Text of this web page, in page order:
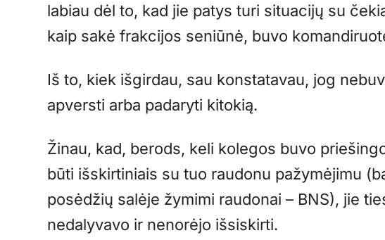
labiau dėl to, kad jie patys turi situacijų su
kaip sakė frakcijos seniūnė, buvo
Iš to, kiek išgirdau, sau konstatavau, jog
apversti arba padaryti kitokią.
Žinau, kad, berods, keli kolegos buvo
būti išskirtiniais su tuo raudonu pažymėjimu
posėdžių salėje žymimi raudonai – BNS), jie
nedalyvavo ir nenorėjo išsiskirti.